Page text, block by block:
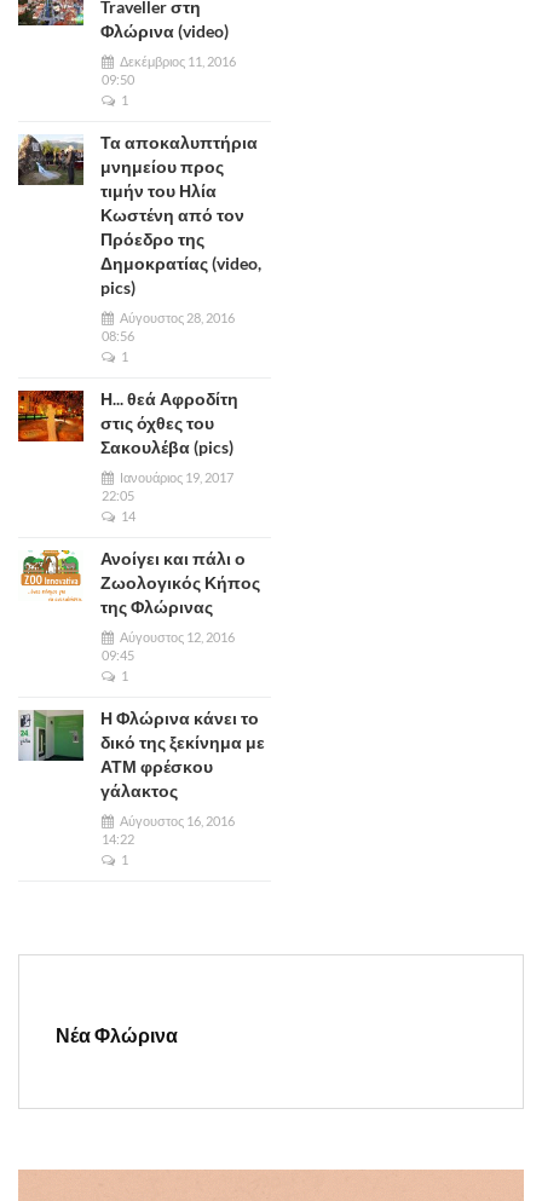
Traveller στη
Φλώρινα (video)
Δεκέμβριος 11, 2016
09:50
1
Τα αποκαλυπτήρια
μνημείου προς
τιμήν του Ηλία
Κωστένη από τον
Πρόεδρο της
Δημοκρατίας (video,
pics)
Αύγουστος 28, 2016
08:56
1
Η... θεά Αφροδίτη
στις όχθες του
Σακουλέβα (pics)
Ιανουάριος 19, 2017
22:05
14
Ανοίγει και πάλι ο
Ζωολογικός Κήπος
της Φλώρινας
Αύγουστος 12, 2016
09:45
1
Η Φλώρινα κάνει το
δικό της ξεκίνημα με
ΑΤΜ φρέσκου
γάλακτος
Αύγουστος 16, 2016
14:22
1
Νέα Φλώρινα